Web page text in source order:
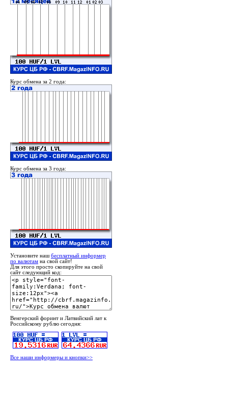
Курс обмена за 2 года:
Курс обмена за 3 года:
Установите наш бесплатный информер
по валютам на свой сайт!
Для этого просто скопируйте на свой
сайт следующий код:
Венгерский форинт и Латвийский лат к
Российскому рублю сегодня:
Все наши информеры и кнопки>>